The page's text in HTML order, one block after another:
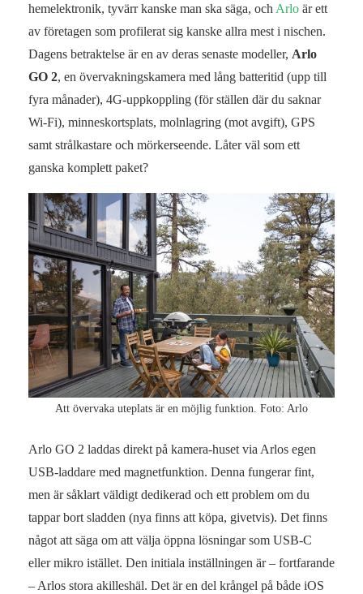
hemelektronik, tyvärr kanske man ska säga, och Arlo är ett
av företagen som profilerat sig kanske allra mest i nischen.
Dagens betraktelse är en av deras senaste modeller, Arlo
GO 2, en övervakningskamera med lång batteritid (upp till
fyra månader), 4G-uppkoppling (för ställen där du saknar
Wi-Fi), minneskortsplats, molnlagring (mot avgift), GPS
samt strålkastare och mörkerseende. Låter väl som ett
ganska komplett paket?
Att övervaka uteplats är en möjlig funktion. Foto: Arlo
Arlo GO 2 laddas direkt på kamera-huset via Arlos egen
USB-laddare med magnetfunktion. Denna fungerar fint,
men är såklart väldigt dedikerad och ett problem om du
tappar bort sladden (nya finns att köpa, givetvis). Det finns
något att säga om att välja öppna lösningar som USB-C
eller mikro istället. Den initiala inställningen är – fortfarande
– Arlos stora akilleshäl. Det är en del krångel på både iOS